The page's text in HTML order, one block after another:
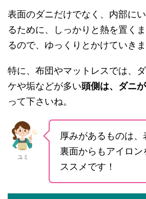
表面のダニだけでなく、内部に
るために、しっかりと熱を置く
るので、ゆっくりとかけていきま
特に、布団やマットレスでは、
ケや垢などが多い頭側は、ダニ
って下さいね。
ユミ
厚みがあるものは、
裏面からもアイロン
ススメです！